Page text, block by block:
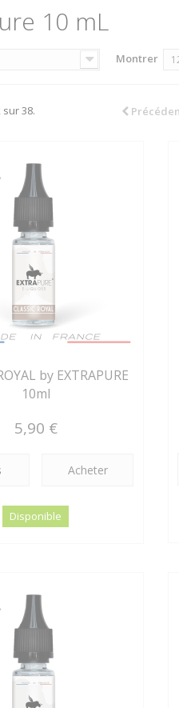
10 mL
Montrer
sur 38.
by EXTRAPURE
10ml
5,90 €
Acheter
Disponible